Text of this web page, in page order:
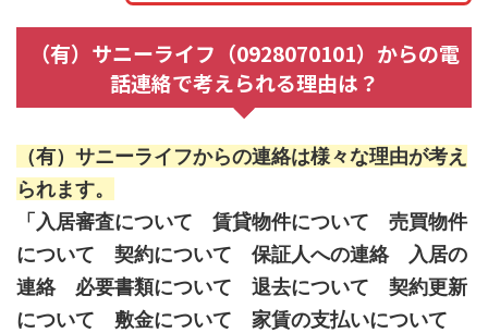
（有）サニーライフ（0928070101）からの電
話連絡で考えられる理由は？
（有）サニーライフからの連絡は様々な理由が考え
られます。
「入居審査について 賃貸物件について 売買物件
について 契約について 保証人への連絡 入居の
連絡 必要書類について 退去について 契約更新
について 敷金について 家賃の支払いについて